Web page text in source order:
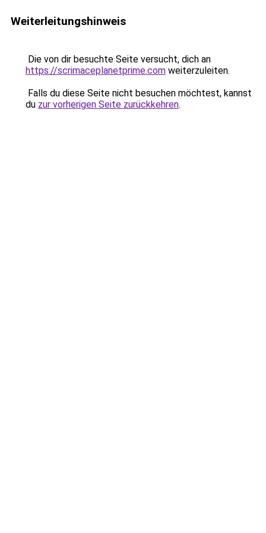
Weiterleitungshinweis
Die von dir besuchte Seite versucht, dich an
https://scrimaceplanetprime.com weiterzuleiten.
Falls du diese Seite nicht besuchen möchtest, kannst
du zur vorherigen Seite zurückkehren.